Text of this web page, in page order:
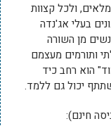
ולכל קצוות
בעלי אג'נדה
מן השורה
ותורמים מעצמם
הוא רחב כיד
יכול גם ללמד.
חינם):